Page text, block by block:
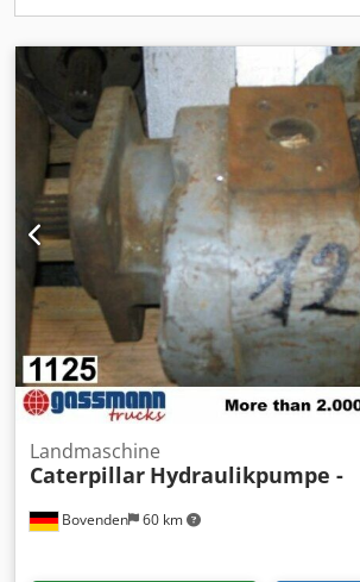
Bovenden 60 km
Landmaschine
Caterpillar Hydraulikpumpe -